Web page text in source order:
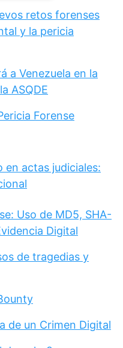
retos forenses
y la pericia
a Venezuela en la
ASQDE
Forense
en actas judiciales:
Uso de MD5, SHA-
Digital
de tragedias y
de un Crimen Digital